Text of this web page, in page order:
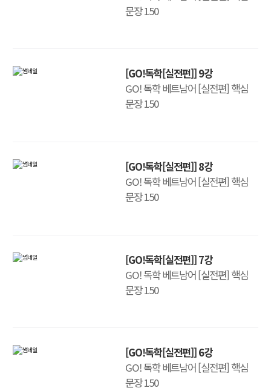
문장 150
[GO!독학[실전편]] 9강
GO! 독학 베트남어 [실전편] 핵심
문장 150
[GO!독학[실전편]] 8강
GO! 독학 베트남어 [실전편] 핵심
문장 150
[GO!독학[실전편]] 7강
GO! 독학 베트남어 [실전편] 핵심
문장 150
[GO!독학[실전편]] 6강
GO! 독학 베트남어 [실전편] 핵심
문장 150